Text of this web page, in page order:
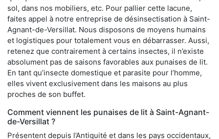
sol, dans nos mobiliers, etc. Pour pallier cette lacune,
faites appel à notre entreprise de désinsectisation à Saint-
Agnant-de-Versillat. Nous disposons de moyens humains
et logistiques pour totalement vous en débarrasser. Aussi,
retenez que contrairement à certains insectes, il n’existe
absolument pas de saisons favorables aux punaises de lit.
En tant qu’insecte domestique et parasite pour l’homme,
elles vivent exclusivement dans les maisons au plus
proches de son buffet.
Comment viennent les punaises de lit à Saint-Agnant-
de-Versillat ?
Présentent depuis l’Antiquité et dans les pays occidentaux,